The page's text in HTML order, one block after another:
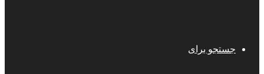
جستجو برای